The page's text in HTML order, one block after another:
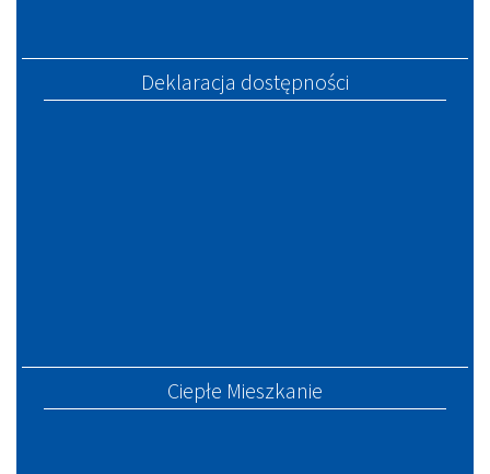
Deklaracja dostępności
Ciepłe Mieszkanie